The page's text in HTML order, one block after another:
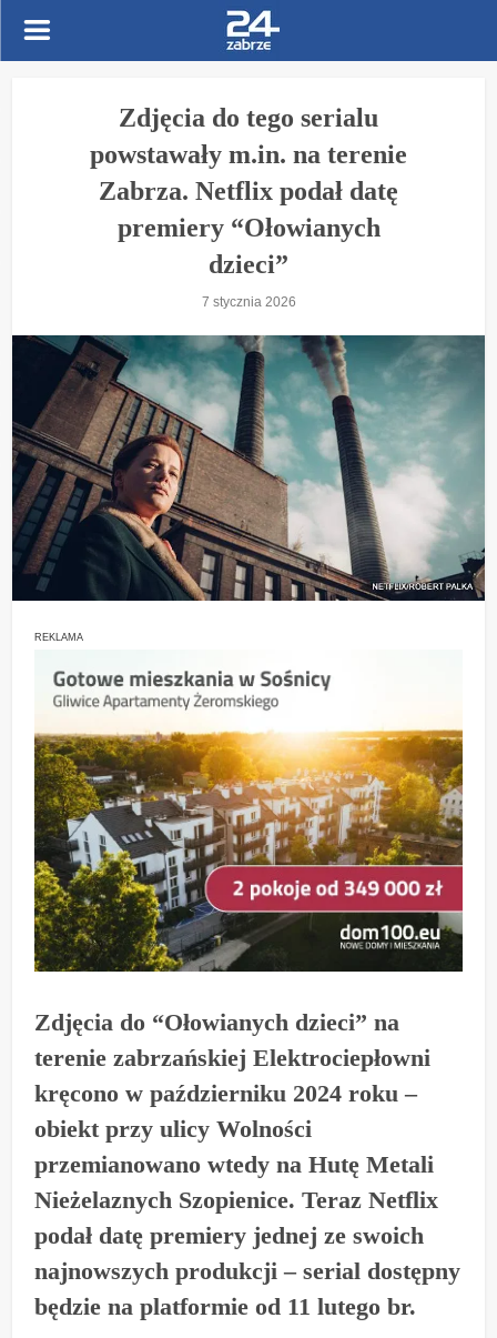
Zdjęcia do tego serialu
powstawały m.in. na terenie
Zabrza. Netflix podał datę
premiery “Ołowianych
dzieci”
7 stycznia 2026
REKLAMA
Zdjęcia do “Ołowianych dzieci” na
terenie zabrzańskiej Elektrociepłowni
kręcono w październiku 2024 roku –
obiekt przy ulicy Wolności
przemianowano wtedy na Hutę Metali
Nieżelaznych Szopienice. Teraz Netflix
podał datę premiery jednej ze swoich
najnowszych produkcji – serial dostępny
będzie na platformie od 11 lutego br.